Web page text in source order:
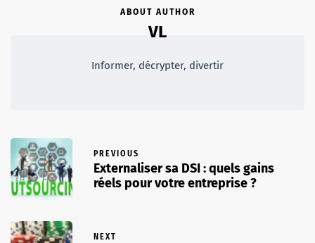
ABOUT AUTHOR
VL
Informer, décrypter, divertir
PREVIOUS
Externaliser sa DSI : quels gains
réels pour votre entreprise ?
NEXT